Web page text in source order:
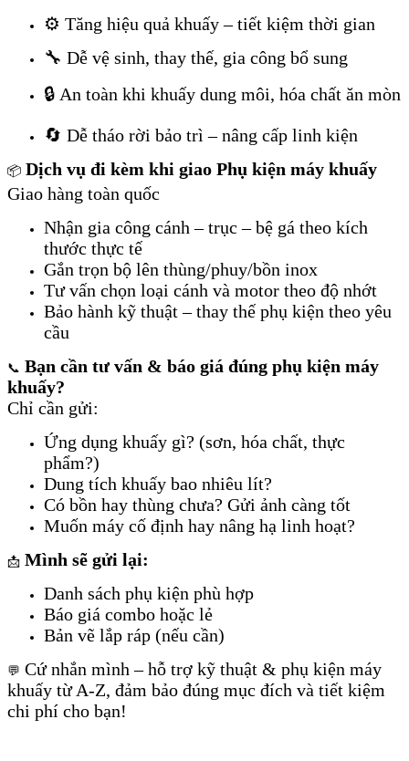
⚙️ Tăng hiệu quả khuấy – tiết kiệm thời gian
🔧 Dễ vệ sinh, thay thế, gia công bổ sung
🔒 An toàn khi khuấy dung môi, hóa chất ăn mòn
🔄 Dễ tháo rời bảo trì – nâng cấp linh kiện
📦 Dịch vụ đi kèm khi giao Phụ kiện máy khuấy
Giao hàng toàn quốc
Nhận gia công cánh – trục – bệ gá theo kích
thước thực tế
Gắn trọn bộ lên thùng/phuy/bồn inox
Tư vấn chọn loại cánh và motor theo độ nhớt
Bảo hành kỹ thuật – thay thế phụ kiện theo yêu
cầu
📞 Bạn cần tư vấn & báo giá đúng phụ kiện máy
khuấy?
Chỉ cần gửi:
Ứng dụng khuấy gì? (sơn, hóa chất, thực
phẩm?)
Dung tích khuấy bao nhiêu lít?
Có bồn hay thùng chưa? Gửi ảnh càng tốt
Muốn máy cố định hay nâng hạ linh hoạt?
📩 Mình sẽ gửi lại:
Danh sách phụ kiện phù hợp
Báo giá combo hoặc lẻ
Bản vẽ lắp ráp (nếu cần)
💬 Cứ nhắn mình – hỗ trợ kỹ thuật & phụ kiện máy
khuấy từ A-Z, đảm bảo đúng mục đích và tiết kiệm
chi phí cho bạn!